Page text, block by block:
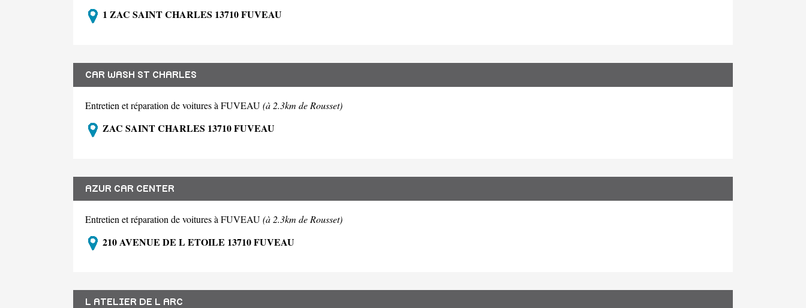
1 ZAC SAINT CHARLES 13710 FUVEAU
CAR WASH ST CHARLES
Entretien et réparation de voitures à FUVEAU(à 2.3km de Rousset)
ZAC SAINT CHARLES 13710 FUVEAU
AZUR CAR CENTER
Entretien et réparation de voitures à FUVEAU(à 2.3km de Rousset)
210 AVENUE DE L ETOILE 13710 FUVEAU
L ATELIER DE L ARC